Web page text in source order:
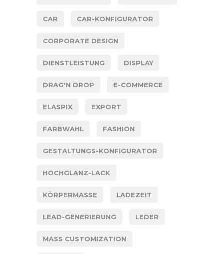
CAR CAR-KONFIGURATOR
CORPORATE DESIGN
DIENSTLEISTUNG DISPLAY
DRAG'N DROP E-COMMERCE
ELASPIX EXPORT
FARBWAHL FASHION
GESTALTUNGS-KONFIGURATOR
HOCHGLANZ-LACK
KÖRPERMASSE LADEZEIT
LEAD-GENERIERUNG LEDER
MASS CUSTOMIZATION